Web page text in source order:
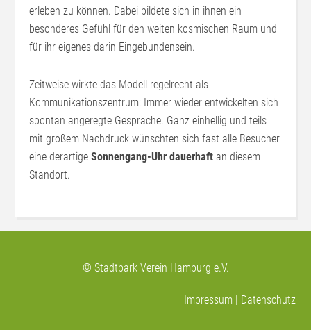
erleben zu können. Dabei bildete sich in ihnen ein
besonderes Gefühl für den weiten kosmischen Raum und
für ihr eigenes darin Eingebundensein.
Zeitweise wirkte das Modell regelrecht als
Kommunikationszentrum: Immer wieder entwickelten sich
spontan angeregte Gespräche. Ganz einhellig und teils
mit großem Nachdruck wünschten sich fast alle Besucher
eine derartigeSonnengang-Uhr dauerhaft an diesem
Standort.
© Stadtpark Verein Hamburg e.V.
Impressum | Datenschutz